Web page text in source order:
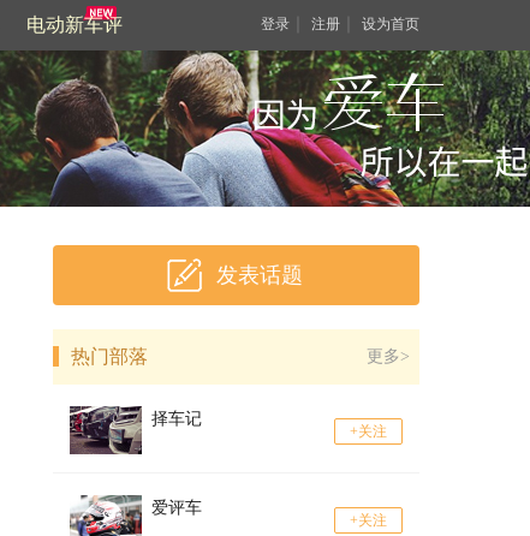
电动新车评 登录 注册 设为首页
发表话题
热门部落 更多>
择车记
+关注
爱评车
+关注